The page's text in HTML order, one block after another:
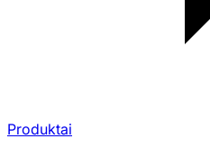
Produktai